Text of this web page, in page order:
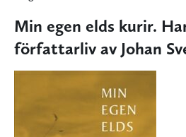
Min egen elds kurir.
författarliv av Johan